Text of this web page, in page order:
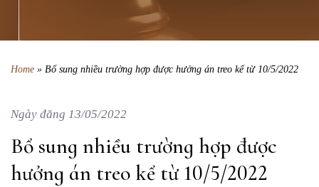
Home » Bổ sung nhiều trường hợp được hưởng án treo kể từ 10/5/2022
Ngày đăng 13/05/2022
Bổ sung nhiều trường hợp được
hưởng án treo kể từ 10/5/2022